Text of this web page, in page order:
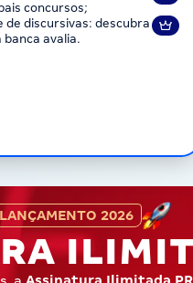
concursos;
discursivas: descubra
avalia.
LANÇAMENTO 2026